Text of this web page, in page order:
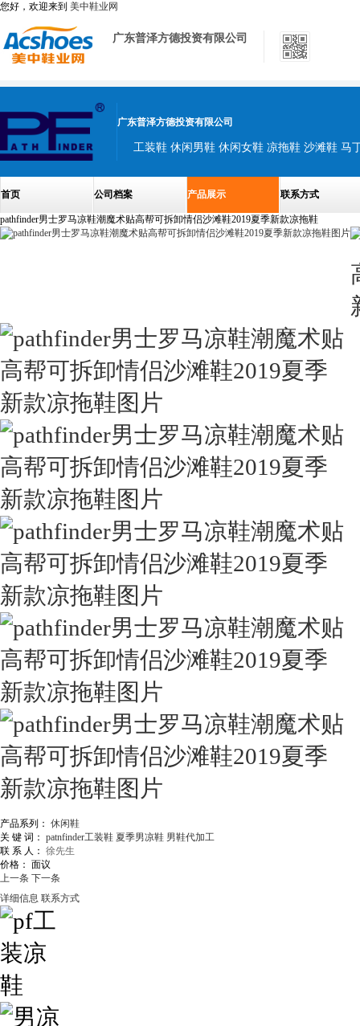
您好，欢迎来到 美中鞋业网
广东普泽方德投资有限公司
广东普泽方德投资有限公司
工装鞋 休闲男鞋 休闲女鞋 凉拖鞋 沙滩鞋 马
首页 公司档案 产品展示 联系方式
pathfinder男士罗马凉鞋潮魔术贴高帮可拆卸情侣沙滩鞋2019夏季新款凉拖鞋
产品系列： 休闲鞋
关 键 词： patnfinder工装鞋 夏季男凉鞋 男鞋代加工
联 系 人： 徐先生
价格： 面议
上一条 下一条
详细信息 联系方式